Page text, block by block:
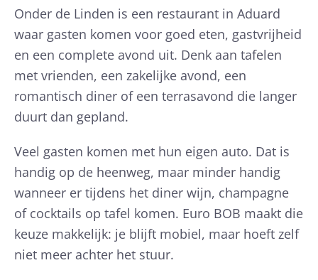
Onder de Linden is een restaurant in Aduard
waar gasten komen voor goed eten, gastvrijheid
en een complete avond uit. Denk aan tafelen
met vrienden, een zakelijke avond, een
romantisch diner of een terrasavond die langer
duurt dan gepland.
Veel gasten komen met hun eigen auto. Dat is
handig op de heenweg, maar minder handig
wanneer er tijdens het diner wijn, champagne
of cocktails op tafel komen. Euro BOB maakt die
keuze makkelijk: je blijft mobiel, maar hoeft zelf
niet meer achter het stuur.